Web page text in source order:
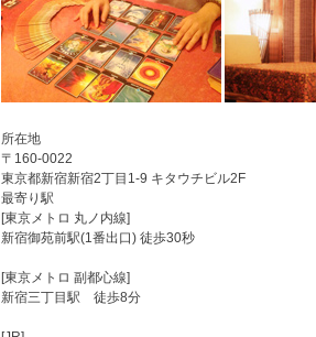
所在地
〒160-0022
東京都新宿新宿2丁目1-9 キタウチビル2F
最寄り駅
[東京メトロ 丸ノ内線]
新宿御苑前駅(1番出口) 徒歩30秒
[東京メトロ 副都心線]
新宿三丁目駅 徒歩8分